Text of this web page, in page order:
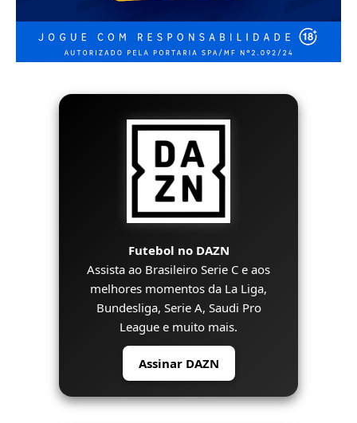
Futebol no DAZN
Assista ao Brasileiro Serie C e aos
melhores momentos da La Liga,
Bundesliga, Serie A, Saudi Pro
League e muito mais.
Assinar DAZN